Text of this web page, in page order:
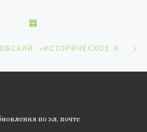
АНДРЕЙ ДОБРОЛЮБСКИЙ: «ИСТОРИЧЕСКОЕ ИСТОЧНИКОВЕДЕНИЕ ПОЛНО ФАЛЬШИВОК»
по эл. почте